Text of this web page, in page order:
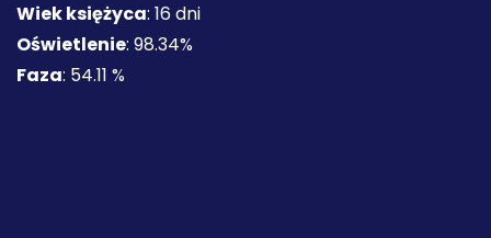
Wiek księżyca: 16 dni
Oświetlenie: 98.34%
Faza: 54.11 %